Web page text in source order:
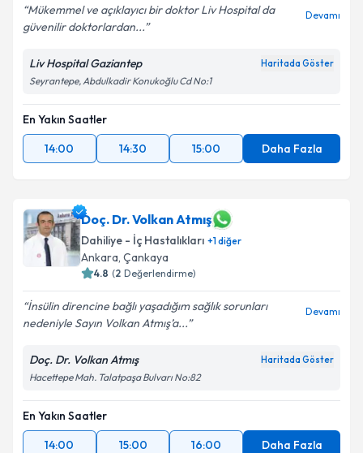
Mükemmel ve açıklayıcı bir doktor Liv Hospital da
güvenilir doktorlardan...
Devamı
Liv Hospital Gaziantep Haritada Göster
Seyrantepe, Abdulkadir Konukoğlu Cd No:1
En Yakın Saatler
14:00
14:30 15:00 Daha Fazla
Doç. Dr. Volkan Atmış
Dahiliye - İç Hastalıkları +1diğer
Ankara, Çankaya
4.8 (2 Değerlendirme)
İnsülin direncine bağlı yaşadığım sağlık sorunları
nedeniyle Sayın Volkan Atmış’a...
Devamı
Doç. Dr. Volkan Atmış Haritada Göster
Hacettepe Mah. Talatpaşa Bulvarı No:82
En Yakın Saatler
14:00
15:00 16:00 Daha Fazla